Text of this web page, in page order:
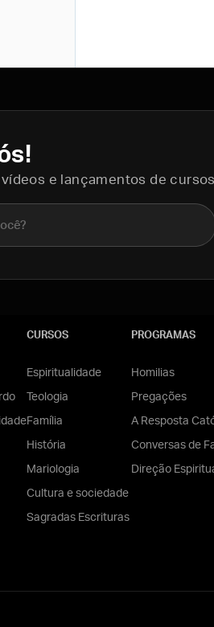
e lançamentos de
CURSOS
Espiritualidade
Teologia
Família
História
Mariologia
Cultura e sociedade
Sagradas Escrituras
PROGRAMAS
Homilias
Pregações
A Resposta
Conversas de
Direção